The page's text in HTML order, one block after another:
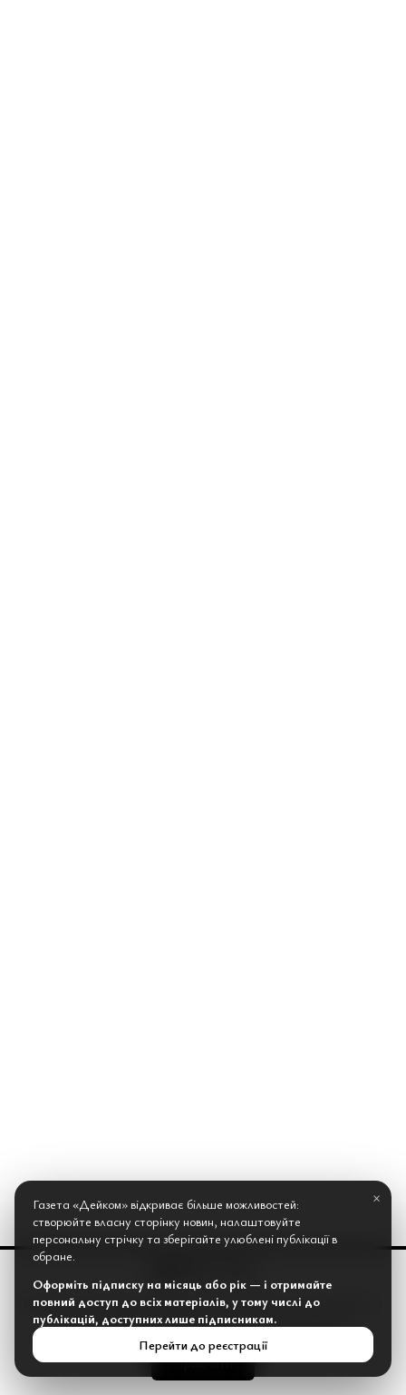
Веб-сайт газети Дейком використовує «cookies» та інші інтернет-
сервіси для збору технічних даних стосовно відвідувачів...
Прийняти
Wars at an Impasse: How
Great Powers Misread
Ukraine and Iran
×
Газета «Дейком» відкриває більше можливостей:
створюйте власну сторінку новин, налаштовуйте
персональну стрічку та зберігайте улюблені публікації в
обране.
Оформіть підписку на місяць або рік — і отримайте
повний доступ до всіх матеріалів, у тому числі до
публікацій, доступних лише підписникам.
Перейти до реєстрації